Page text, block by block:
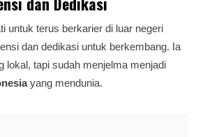
untuk terus berkarier di luar negeri
dan dedikasi untuk berkembang. Ia
lokal, tapi sudah menjelma menjadi
yang mendunia.